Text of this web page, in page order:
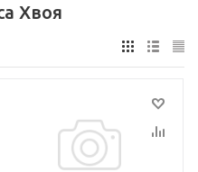
Хвоя